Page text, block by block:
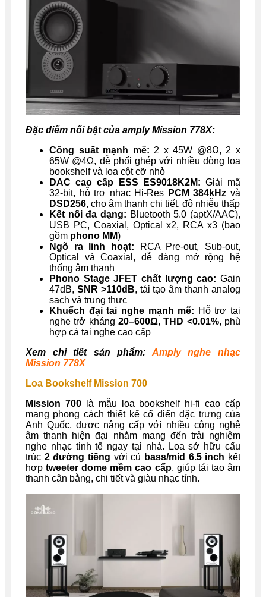
Đặc điểm nổi bật của amply Mission 778X:
Công suất mạnh mẽ: 2 x 45W @8Ω, 2 x
65W @4Ω, dễ phối ghép với nhiều dòng loa
bookshelf và loa cột cỡ nhỏ
DAC cao cấp ESS ES9018K2M: Giải mã
32-bit, hỗ trợ nhạc Hi-Res PCM 384kHz và
DSD256, cho âm thanh chi tiết, độ nhiễu thấp
Kết nối đa dạng: Bluetooth 5.0 (aptX/AAC),
USB PC, Coaxial, Optical x2, RCA x3 (bao
gồm phono MM)
Ngõ ra linh hoạt: RCA Pre-out, Sub-out,
Optical và Coaxial, dễ dàng mở rộng hệ
thống âm thanh
Phono Stage JFET chất lượng cao: Gain
47dB, SNR >110dB, tái tạo âm thanh analog
sạch và trung thực
Khuếch đại tai nghe mạnh mẽ: Hỗ trợ tai
nghe trở kháng 20–600Ω,THD <0.01%, phù
hợp cả tai nghe cao cấp
Xem chi tiết sản phẩm: Amply nghe nhạc
Mission 778X
Loa Bookshelf Mission 700
Mission 700là mẫu loa bookshelf hi-fi cao cấp
mang phong cách thiết kế cổ điển đặc trưng của
Anh Quốc, được nâng cấp với nhiều công nghệ
âm thanh hiện đại nhằm mang đến trải nghiệm
nghe nhạc tinh tế ngay tại nhà. Loa sở hữu cấu
trúc 2 đường tiếng với củ bass/mid 6.5 inch kết
hợptweeter dome mềm cao cấp, giúp tái tạo âm
thanh cân bằng, chi tiết và giàu nhạc tính.